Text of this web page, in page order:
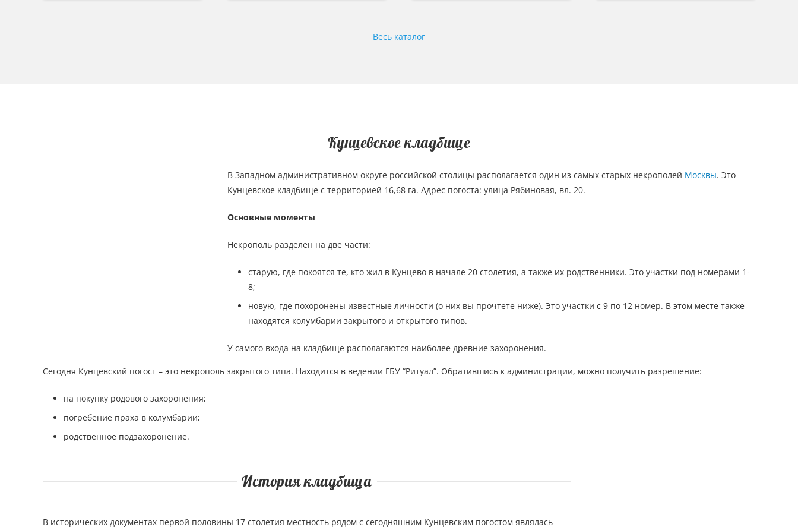
Весь каталог
Кунцевское кладбище
В Западном административном округе российской столицы располагается один из самых старых некрополей Москвы. Это
Кунцевское кладбище с территорией 16,68 га. Адрес погоста: улица Рябиновая, вл. 20.
Основные моменты
Некрополь разделен на две части:
старую, где покоятся те, кто жил в Кунцево в начале 20 столетия, а также их родственники. Это участки под номерами 1-
8;
новую, где похоронены известные личности (о них вы прочтете ниже). Это участки с 9 по 12 номер. В этом месте также
находятся колумбарии закрытого и открытого типов.
У самого входа на кладбище располагаются наиболее древние захоронения.
Сегодня Кунцевский погост – это некрополь закрытого типа. Находится в ведении ГБУ “Ритуал”. Обратившись к администрации, можно получить разрешение:
на покупку родового захоронения;
погребение праха в колумбарии;
родственное подзахоронение.
История кладбища
В исторических документах первой половины 17 столетия местность рядом с сегодняшним Кунцевским погостом являлась